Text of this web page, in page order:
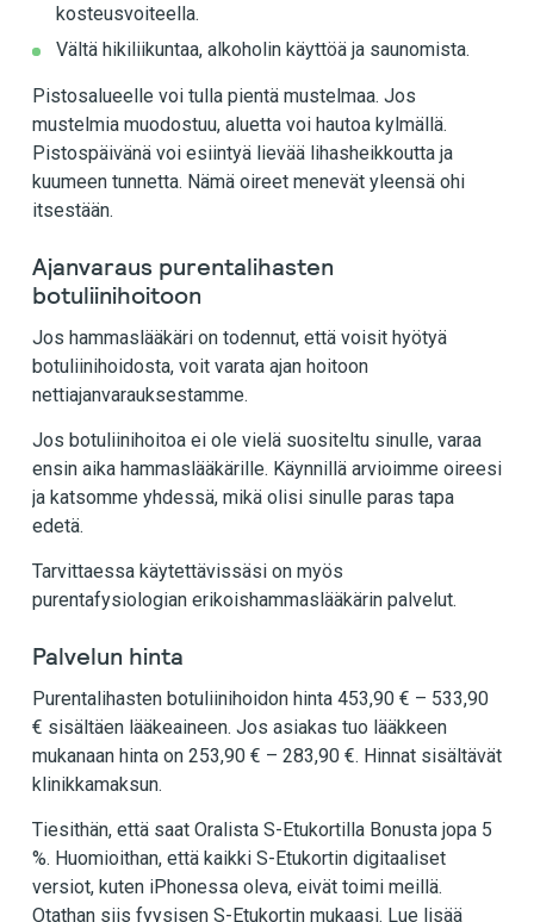
kosteusvoiteella.
Vältä hikiliikuntaa, alkoholin käyttöä ja saunomista.
Pistosalueelle voi tulla pientä mustelmaa. Jos
mustelmia muodostuu, aluetta voi hautoa kylmällä.
Pistospäivänä voi esiintyä lievää lihasheikkoutta ja
kuumeen tunnetta. Nämä oireet menevät yleensä ohi
itsestään.
Ajanvaraus purentalihasten
botuliinihoitoon
Jos hammaslääkäri on todennut, että voisit hyötyä
botuliinihoidosta, voit varata ajan hoitoon
nettiajanvarauksestamme.
Jos botuliinihoitoa ei ole vielä suositeltu sinulle, varaa
ensin aika hammaslääkärille. Käynnillä arvioimme oireesi
ja katsomme yhdessä, mikä olisi sinulle paras tapa
edetä.
Tarvittaessa käytettävissäsi on myös
purentafysiologian erikoishammaslääkärin palvelut.
Palvelun hinta
Purentalihasten botuliinihoidon hinta 453,90 € – 533,90
€ sisältäen lääkeaineen. Jos asiakas tuo lääkkeen
mukanaan hinta on 253,90 € – 283,90 €. Hinnat sisältävät
klinikkamaksun.
Tiesithän, että saat Oralista S-Etukortilla Bonusta jopa 5
%. Huomioithan, että kaikki S-Etukortin digitaaliset
versiot, kuten iPhonessa oleva, eivät toimi meillä.
Otathan siis fyysisen S-Etukortin mukaasi. Lue lisää